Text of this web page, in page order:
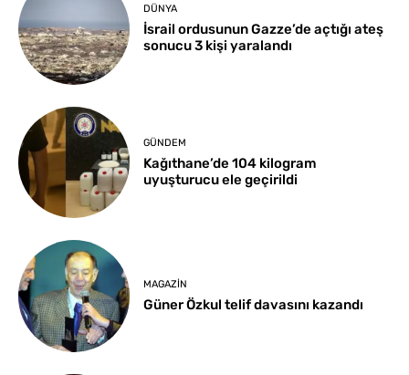
DÜNYA
İsrail ordusunun Gazze’de açtığı ateş
sonucu 3 kişi yaralandı
GÜNDEM
Kağıthane’de 104 kilogram
uyuşturucu ele geçirildi
MAGAZIN
Güner Özkul telif davasını kazandı